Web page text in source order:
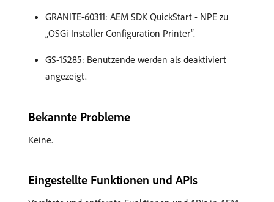
GRANITE-60311: AEM SDK QuickStart - NPE zu
„OSGi Installer Configuration Printer“.
GS-15285: Benutzende werden als deaktiviert
angezeigt.
Bekannte Probleme
Keine.
Eingestellte Funktionen und APIs